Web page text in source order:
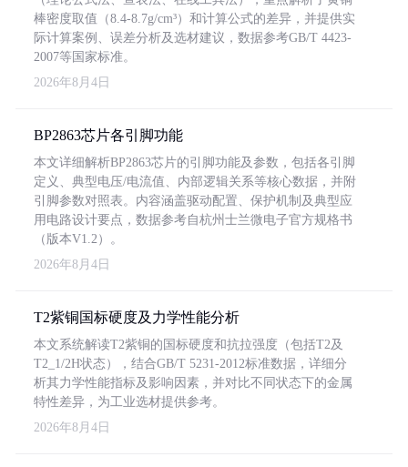
棒密度取值（8.4-8.7g/cm³）和计算公式的差异，并提供实
际计算案例、误差分析及选材建议，数据参考GB/T 4423-
2007等国家标准。
2026年8月4日
BP2863芯片各引脚功能
本文详细解析BP2863芯片的引脚功能及参数，包括各引脚
定义、典型电压/电流值、内部逻辑关系等核心数据，并附
引脚参数对照表。内容涵盖驱动配置、保护机制及典型应
用电路设计要点，数据参考自杭州士兰微电子官方规格书
（版本V1.2）。
2026年8月4日
T2紫铜国标硬度及力学性能分析
本文系统解读T2紫铜的国标硬度和抗拉强度（包括T2及
T2_1/2H状态），结合GB/T 5231-2012标准数据，详细分
析其力学性能指标及影响因素，并对比不同状态下的金属
特性差异，为工业选材提供参考。
2026年8月4日